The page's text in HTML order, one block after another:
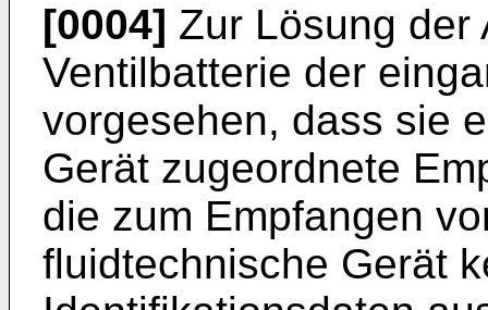
[0004] Zur Lösung der
Ventilbatterie der
vorgesehen, dass sie
Gerät zugeordnete
die zum Empfangen
fluidtechnische Gerät